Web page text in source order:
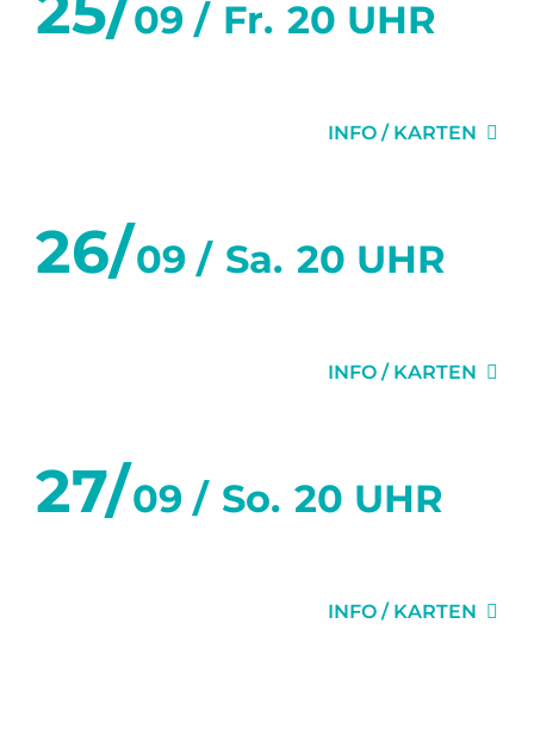
IMPRESSUM
09 / Fr. 20 UHR
INFO / KARTEN
26/09 / Sa. 20 UHR
INFO / KARTEN
27/09 / So. 20 UHR
INFO / KARTEN